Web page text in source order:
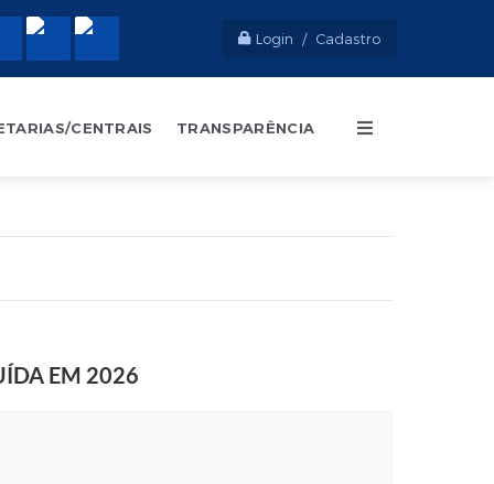
Login / Cadastro
CENTRAIS TRANSPARÊNCIA
EM 2026